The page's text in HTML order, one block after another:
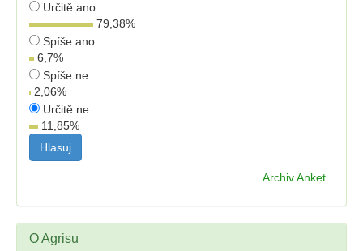
Určitě ano
79,38%
Spíše ano
6,7%
Spíše ne
2,06%
Určitě ne
11,85%
Archiv Anket
O Agrisu